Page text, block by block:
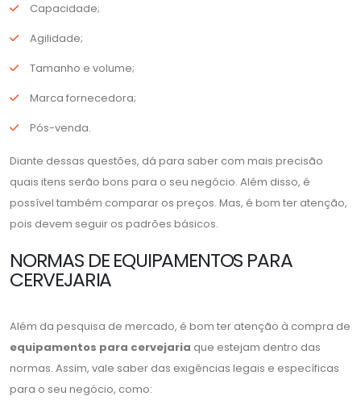
Capacidade;
Agilidade;
Tamanho e volume;
Marca fornecedora;
Pós-venda.
Diante dessas questões, dá para saber com mais precisão
quais itens serão bons para o seu negócio. Além disso, é
possível também comparar os preços. Mas, é bom ter atenção,
pois devem seguir os padrões básicos.
NORMAS DE EQUIPAMENTOS PARA
CERVEJARIA
Além da pesquisa de mercado, é bom ter atenção à compra de
equipamentos para cervejaria que estejam dentro das
normas. Assim, vale saber das exigências legais e específicas
para o seu negócio, como: